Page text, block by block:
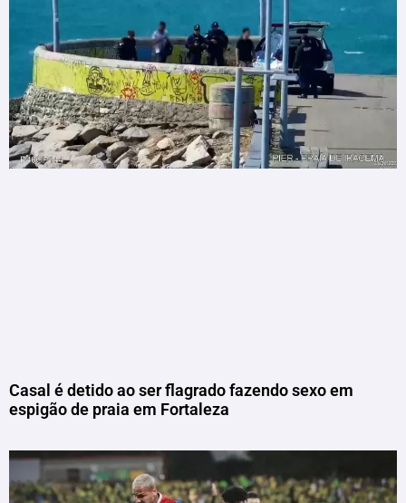
Casal é detido ao ser flagrado fazendo sexo em
espigão de praia em Fortaleza